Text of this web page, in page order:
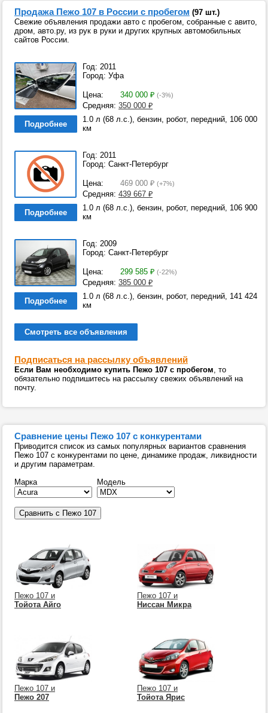
Продажа Пежо 107 в России с пробегом (97 шт.)
Свежие объявления продажи авто с пробегом, собранные с авито,
дром, авто.ру, из рук в руки и других крупных автомобильных
сайтов России.
Год: 2011
Город: Уфа
Цена: 340 000 ₽ (-3%)
Средняя: 350 000 ₽
Подробнее
1.0 л (68 л.с.), бензин, робот, передний, 106 000
км
Год: 2011
Город: Санкт-Петербург
Цена: 469 000 ₽ (+7%)
Средняя: 439 667 ₽
Подробнее
1.0 л (68 л.с.), бензин, робот, передний, 106 900
км
Год: 2009
Город: Санкт-Петербург
Цена: 299 585 ₽ (-22%)
Средняя: 385 000 ₽
Подробнее
1.0 л (68 л.с.), бензин, робот, передний, 141 424
км
Смотреть все объявления
Подписаться на рассылку объявлений
Если Вам необходимо купить Пежо 107 с пробегом, то
обязательно подпишитесь на рассылку свежих объявлений на
почту.
Сравнение цены Пежо 107 с конкурентами
Приводится список из самых популярных вариантов сравнения
Пежо 107 с конкурентами по цене, динамике продаж, ликвидности
и другим параметрам.
Марка
Модель
Пежо 107 и
Тойота Айго
Пежо 107 и
Ниссан Микра
Пежо 107 и
Пежо 207
Пежо 107 и
Тойота Ярис